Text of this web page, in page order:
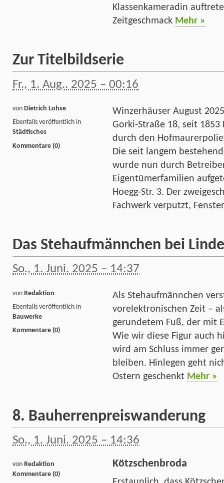
Klassenkameradin
Zeitgeschmack Mehr »
Zur Titelbildserie
Fr., 1. Aug.. 2025 – 00:16
Winzerhäuser August
Gorki-Straße 18, seit
durch den
Die seit langem
wurde nun durch
Eigentümerfamilien
Hoegg-Str. 3. Der
Fachwerk verputzt,
von Dietrich Lohse
Ebenfalls veröffentlich in
Städtisches
Kommentare (0)
Das Stehaufmännchen bei
So., 1. Juni. 2025 – 14:37
Als Stehaufmännchen
vorelektronischen Zeit –
gerundetem Fuß, der mit
Wie wir diese Figur auch
wird am Schluss immer
bleiben. Hinlegen geht
Ostern geschenkt Mehr »
von Redaktion
Ebenfalls veröffentlich in
Bauwerke
Kommentare (0)
8. Bauherrenpreiswanderung
So., 1. Juni. 2025 – 14:36
Kötzschenbroda
von Redaktion
Kommentare (0)